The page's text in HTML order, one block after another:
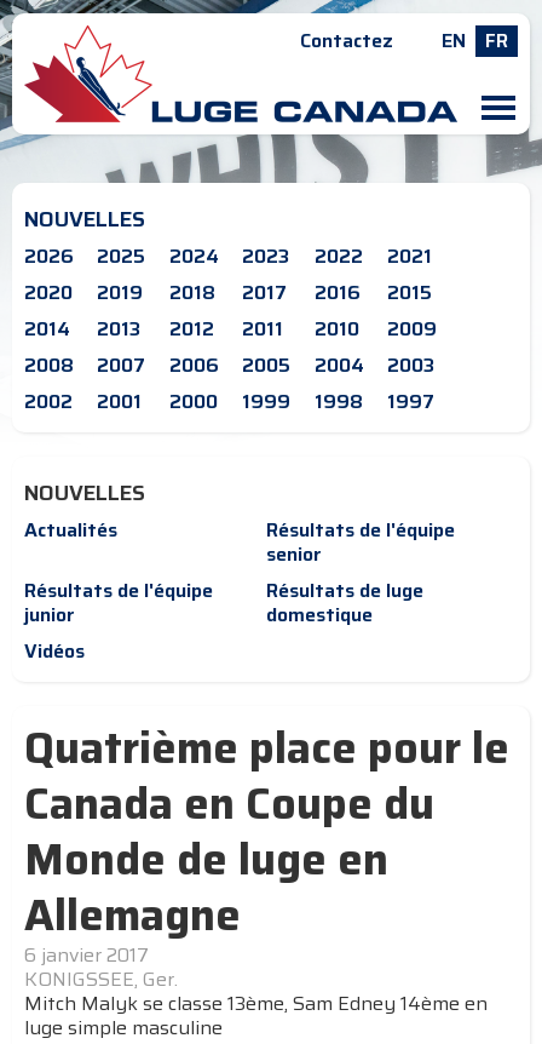
Contactez EN FR
M
NOUVELLES
2026 2025 2024 2023 2022
2021
2020
2019 2018 2017 2016
2015
2014
2013 2012 2011 2010
2009
2008
2007 2006 2005 2004
2003
2002
2001 2000 1999 1998 1997
NOUVELLES
Actualités
Résultats de l'équipe
senior
Résultats de l'équipe
junior
Résultats de luge
domestique
Vidéos
Quatrième place pour le
Canada en Coupe du
Monde de luge en
Allemagne
6 janvier 2017
KONIGSSEE, Ger.
Mitch Malyk se classe 13ème, Sam Edney 14ème en
luge simple masculine